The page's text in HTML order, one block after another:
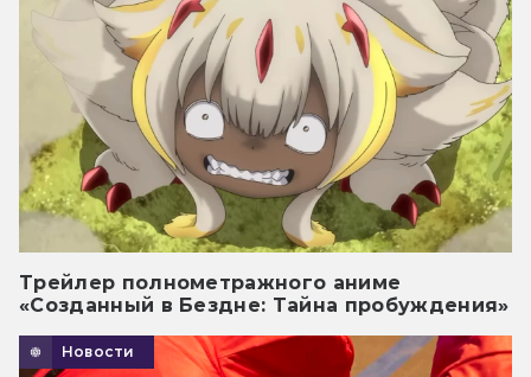
Трейлер полнометражного аниме
«Созданный в Бездне: Тайна пробуждения»
Новости